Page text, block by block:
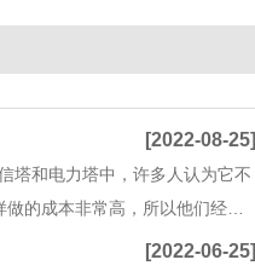
[2022-08-25]
塔和电力塔中，许多人认为它不
的成本非常高，所以他们经常
也不是农村种地的骡子。这是一
[2022-06-25]